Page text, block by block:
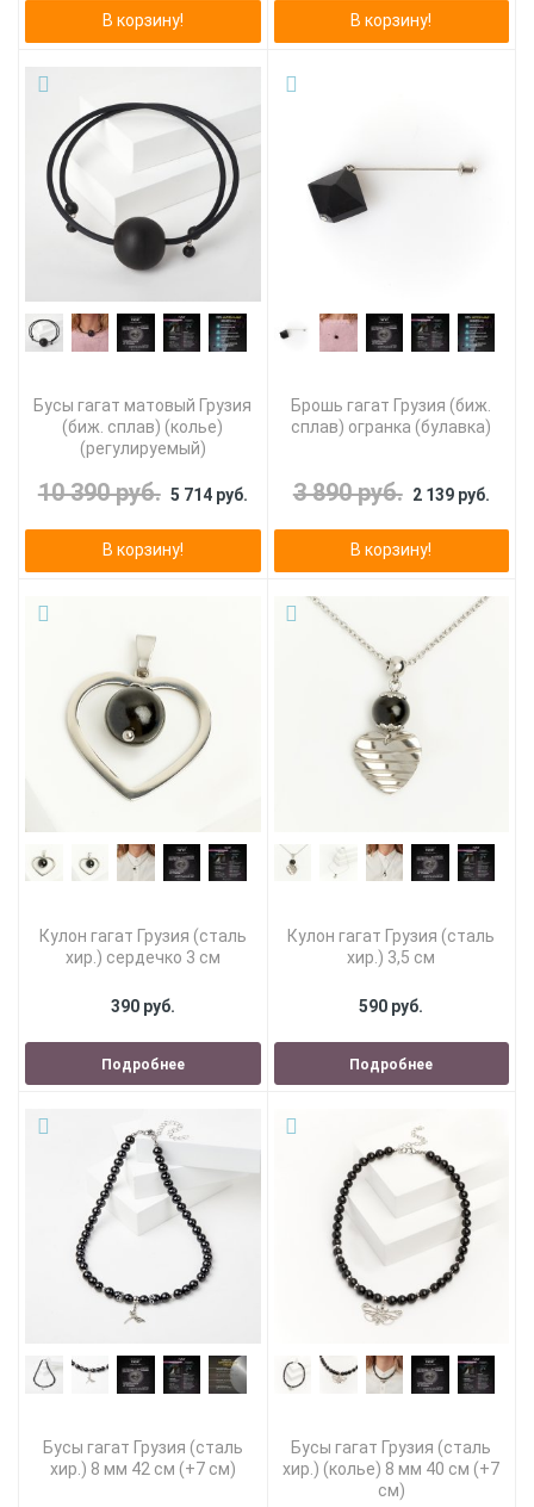
В корзину! В корзину!
Бусы гагат матовый Грузия
(биж. сплав) (колье)
(регулируемый)
10 390 руб. 5 714 руб.
В корзину!
Брошь гагат Грузия (биж.
сплав) огранка (булавка)
3 890 руб. 2 139 руб.
В корзину!
Кулон гагат Грузия (сталь
хир.) сердечко 3 см
390 руб.
Подробнее
Кулон гагат Грузия (сталь
хир.) 3,5 см
590 руб.
Подробнее
Бусы гагат Грузия (сталь
хир.) 8 мм 42 см (+7 см)
Бусы гагат Грузия (сталь
хир.) (колье) 8 мм 40 см (+7
см)